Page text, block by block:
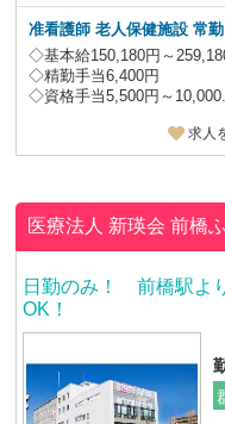
准看護師 老人保健施設常
◇基本給150,180円～
◇精勤手当6,400円
◇資格手当5,500円～
求人
医療法人 新瑛会前橋
日勤のみ！ 前橋駅よ
OK！